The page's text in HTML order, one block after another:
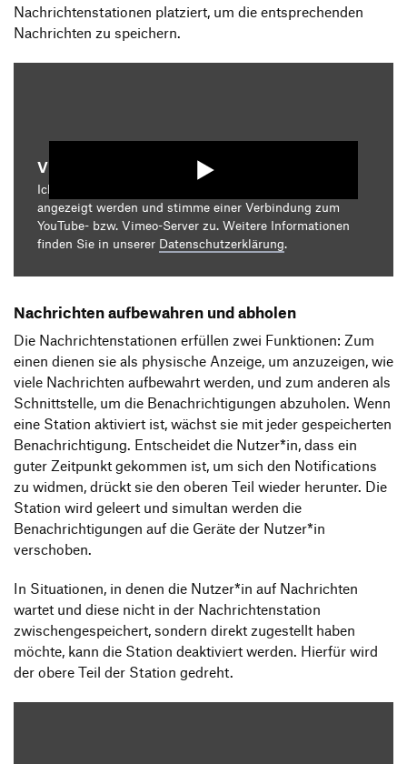
Nachrichtenstationen platziert, um die entsprechenden
Nachrichten zu speichern.
Video starten
Ich bin damit einverstanden, dass mir die Medieninhalte
angezeigt werden und stimme einer Verbindung zum
YouTube- bzw. Vimeo-Server zu. Weitere Informationen
finden Sie in unserer Datenschutzerklärung.
Nachrichten aufbewahren und abholen
Die Nachrichtenstationen erfüllen zwei Funktionen: Zum
einen dienen sie als physische Anzeige, um anzuzeigen, wie
viele Nachrichten aufbewahrt werden, und zum anderen als
Schnittstelle, um die Benachrichtigungen abzuholen. Wenn
eine Station aktiviert ist, wächst sie mit jeder gespeicherten
Benachrichtigung. Entscheidet die Nutzer*in, dass ein
guter Zeitpunkt gekommen ist, um sich den Notifications
zu widmen, drückt sie den oberen Teil wieder herunter. Die
Station wird geleert und simultan werden die
Benachrichtigungen auf die Geräte der Nutzer*in
verschoben.
In Situationen, in denen die Nutzer*in auf Nachrichten
wartet und diese nicht in der Nachrichtenstation
zwischengespeichert, sondern direkt zugestellt haben
möchte, kann die Station deaktiviert werden. Hierfür wird
der obere Teil der Station gedreht.